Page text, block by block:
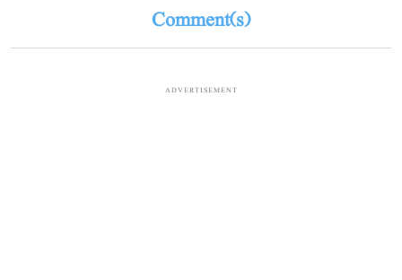
Comment(s)
ADVERTISEMENT